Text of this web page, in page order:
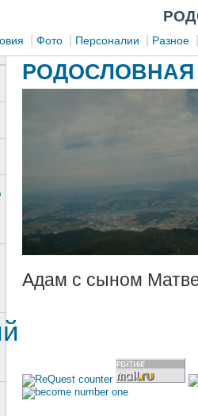
Фото Персоналии Разное
РОДОСЛОВНАЯ
Адам с сыном